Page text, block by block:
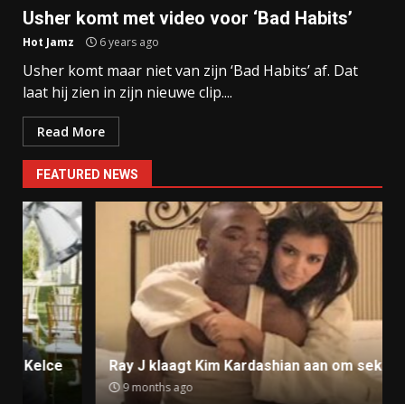
Usher komt met video voor ‘Bad Habits’
Hot Jamz 6 years ago
Usher komt maar niet van zijn ‘Bad Habits’ af. Dat
laat hij zien in zijn nieuwe clip....
Read More
FEATURED NEWS
Ray J klaagt Kim Kardashian aan om sekstape
9 months ago